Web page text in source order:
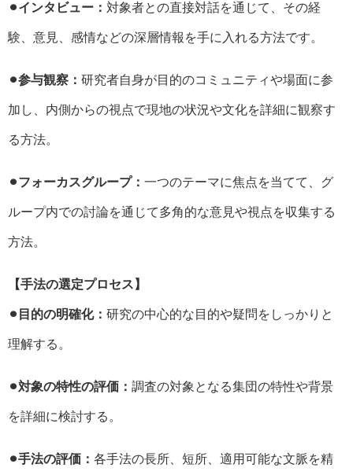
⚫︎インタビュー： 対象者との直接対話を通じて、その経
験、意見、感情などの深層情報を手に入れる方法です。
⚫︎参与観察： 研究者自身が目的のコミュニティや場面に参
加し、内側からの視点で現地の状況や文化を詳細に観察す
る方法。
⚫︎フォーカスグループ： 一つのテーマに焦点を当てて、グ
ループ内での討論を通じて多角的な意見や視点を収集する
方法。
【手法の選定プロセス】
⚫︎目的の明確化： 研究の中心的な目的や疑問をしっかりと
理解する。
⚫︎対象の特性の評価： 調査の対象となる集団の特性や背景
を詳細に検討する。
⚫︎手法の評価： 各手法の長所、短所、適用可能な文脈を精